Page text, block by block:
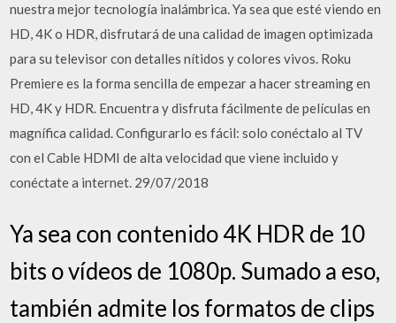
nuestra mejor tecnología inalámbrica. Ya sea que esté viendo en
HD, 4K o HDR, disfrutará de una calidad de imagen optimizada
para su televisor con detalles nítidos y colores vivos. Roku
Premiere es la forma sencilla de empezar a hacer streaming en
HD, 4K y HDR. Encuentra y disfruta fácilmente de películas en
magnífica calidad. Configurarlo es fácil: solo conéctalo al TV
con el Cable HDMI de alta velocidad que viene incluido y
conéctate a internet. 29/07/2018
Ya sea con contenido 4K HDR de 10
bits o vídeos de 1080p. Sumado a eso,
también admite los formatos de clips